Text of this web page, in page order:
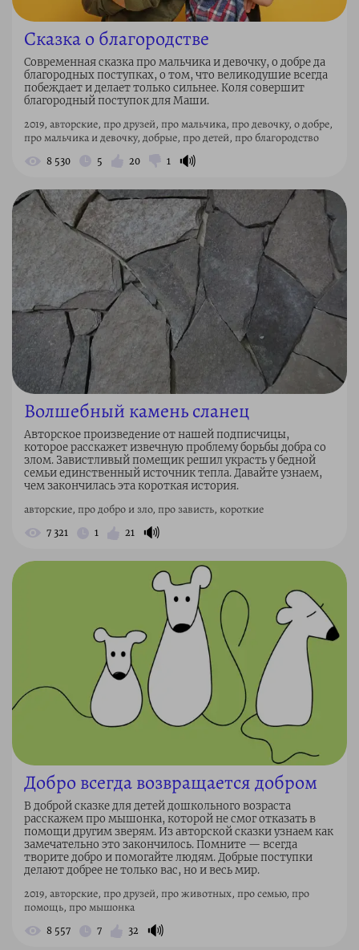
Сказка о благородстве
Современная сказка про мальчика и девочку, о добре да
благородных поступках, о том, что великодушие всегда
побеждает и делает только сильнее. Коля совершит
благородный поступок для Маши.
2019, авторские, про друзей, про мальчика, про девочку, о добре,
про мальчика и девочку, добрые, про детей, про благородство
8 530 5 20 1 🔊
Волшебный камень сланец
Авторское произведение от нашей подписчицы,
которое расскажет извечную проблему борьбы добра со
злом. Завистливый помещик решил украсть у бедной
семьи единственный источник тепла. Давайте узнаем,
чем закончилась эта короткая история.
авторские, про добро и зло, про зависть, короткие
7 321 1 21 🔊
Добро всегда возвращается добром
В доброй сказке для детей дошкольного возраста
расскажем про мышонка, которой не смог отказать в
помощи другим зверям. Из авторской сказки узнаем как
замечательно это закончилось. Помните — всегда
творите добро и помогайте людям. Добрые поступки
делают добрее не только вас, но и весь мир.
2019, авторские, про друзей, про животных, про семью, про
помощь, про мышонка
8 557 7 32 🔊